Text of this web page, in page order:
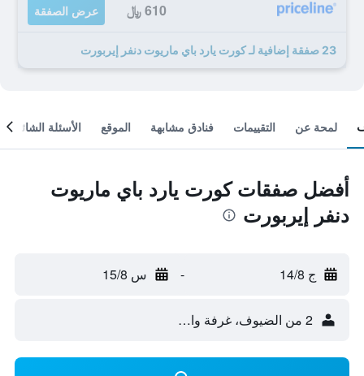
610 ﷼ عرض الصفقة
23 صفقة إضافية لـ كورت يارد باي ماريوت دنفر إيربورت
لمحة عن التقييمات فنادق مشابهة الموقع الأسئلة الشائعة
أفضل صفقات كورت يارد باي ماريوت
دنفر إيربورت
ج 14/8 - س 15/8
2 من الضيوف، غرفة واحدة